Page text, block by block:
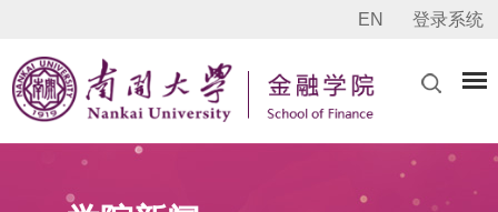
EN 登录系统